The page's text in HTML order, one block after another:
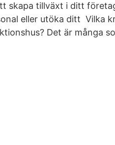
skapa tillväxt i ditt
eller utöka ditt Vilka
Det är många